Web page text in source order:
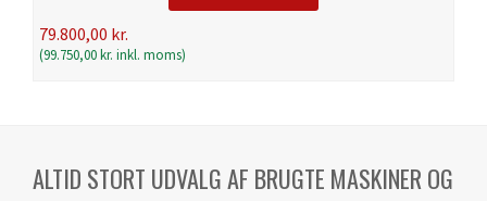
79.800,00 kr.
(99.750,00kr. inkl. moms)
ALTID STORT UDVALG AF BRUGTE MASKINER OG